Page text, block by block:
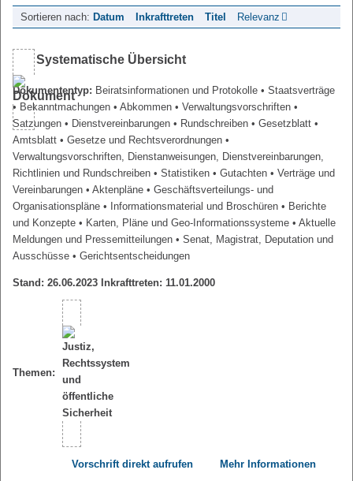
Sortieren nach: Datum Inkrafttreten Titel Relevanz
Systematische Übersicht
Dokumententyp: Beiratsinformationen und Protokolle • Staatsverträge
• Bekanntmachungen • Abkommen • Verwaltungsvorschriften •
Satzungen • Dienstvereinbarungen • Rundschreiben • Gesetzblatt •
Amtsblatt • Gesetze und Rechtsverordnungen •
Verwaltungsvorschriften, Dienstanweisungen, Dienstvereinbarungen,
Richtlinien und Rundschreiben • Statistiken • Gutachten • Verträge und
Vereinbarungen • Aktenpläne • Geschäftsverteilungs- und
Organisationspläne • Informationsmaterial und Broschüren • Berichte
und Konzepte • Karten, Pläne und Geo-Informationssysteme • Aktuelle
Meldungen und Pressemitteilungen • Senat, Magistrat, Deputation und
Ausschüsse • Gerichtsentscheidungen
Stand: 26.06.2023 Inkrafttreten: 11.01.2000
Themen:
Vorschrift direkt aufrufen Mehr Informationen